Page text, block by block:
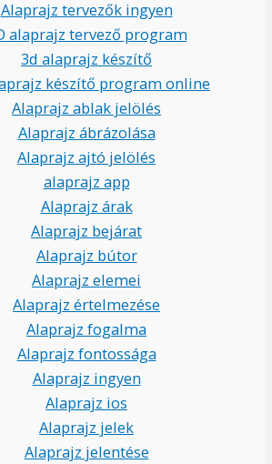
Alaprajz tervezők ingyen
alaprajz tervező program
3d alaprajz készítő
készítő program online
Alaprajz ablak jelölés
Alaprajz ábrázolása
Alaprajz ajtó jelölés
alaprajz app
Alaprajz árak
Alaprajz bejárat
Alaprajz bútor
Alaprajz elemei
Alaprajz értelmezése
Alaprajz fogalma
Alaprajz fontossága
Alaprajz ingyen
Alaprajz ios
Alaprajz jelek
Alaprajz jelentése